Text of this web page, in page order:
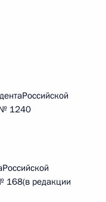
№ 1240
168(в редакции